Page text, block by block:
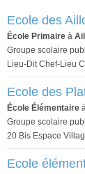
Ecole des
École Primaire à
Groupe scolaire
Lieu-Dit Chef-Lieu
Ecole des
École Élémentaire
Groupe scolaire
20 Bis Espace
Ecole